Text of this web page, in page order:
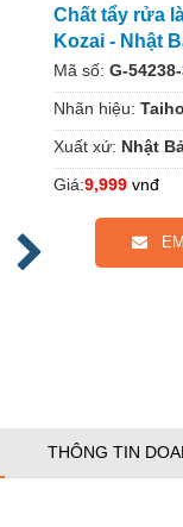
Chất tẩy rửa
Kozai - Nhật
Mã số: G-
Nhãn hiệu:
Xuất xứ: Nhật
Giá:9,999 vnđ
THÔNG TIN